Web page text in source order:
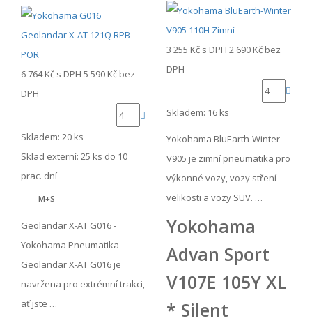
6 764 Kč s DPH 5 590 Kč bez
DPH
Skladem: 20 ks
Sklad externí: 25 ks do 10
prac. dní
M+S
Geolandar X-AT G016 -
Yokohama Pneumatika
Geolandar X-AT G016 je
navržena pro extrémní trakci,
ať jste …
3 255 Kč s DPH 2 690 Kč bez
DPH
Skladem: 16 ks
Yokohama BluEarth-Winter
V905 je zimní pneumatika pro
výkonné vozy, vozy stření
velikosti a vozy SUV. …
Yokohama
Advan Sport
V107E 105Y XL
* Silent